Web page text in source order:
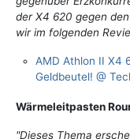
der X4 620 gegen
wir im folgenden
AMD Athlon II X4
Geldbeutel! @
Wärmeleitpasten
"Dieses Thema